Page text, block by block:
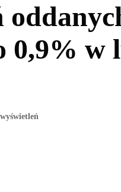
0,9% w